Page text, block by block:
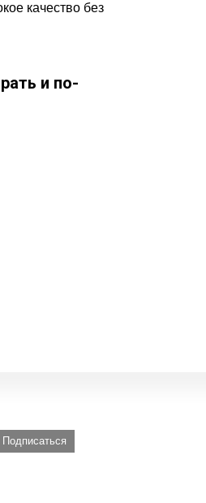
качество без
и по-
Подписаться